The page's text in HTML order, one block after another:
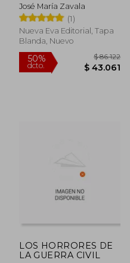
50%
dcto.
$ 193.757
$ 96.878
José María Zavala
(1)
Nueva Eva Editorial, Tapa
Blanda, Nuevo
LOS HORRORES DE
LA GUERRA CIVIL